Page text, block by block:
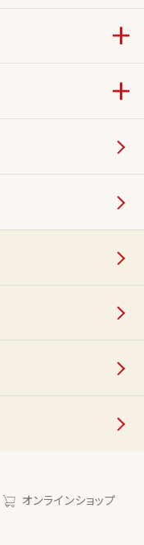
オンラインショップ